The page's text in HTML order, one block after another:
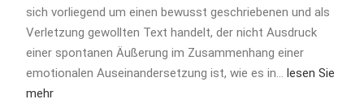
sich vorliegend um einen bewusst geschriebenen und als
Verletzung gewollten Text handelt, der nicht Ausdruck
einer spontanen Äußerung im Zusammenhang einer
emotionalen Auseinandersetzung ist, wie es in… lesen Sie
mehr